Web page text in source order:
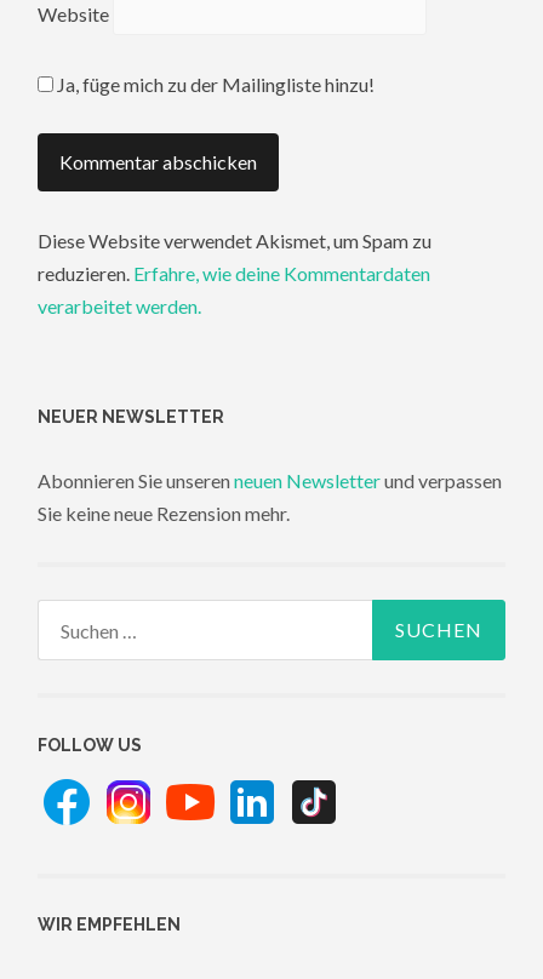
Website
Ja, füge mich zu der Mailingliste hinzu!
Diese Website verwendet Akismet, um Spam zu
reduzieren. Erfahre, wie deine Kommentardaten
verarbeitet werden.
NEUER NEWSLETTER
Abonnieren Sie unserenneuen Newsletterund verpassen
Sie keine neue Rezension mehr.
FOLLOW US
WIR EMPFEHLEN